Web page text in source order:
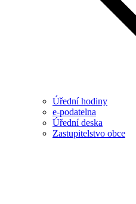
Úřední hodiny
e-podatelna
Úřední deska
Zastupitelstvo obce